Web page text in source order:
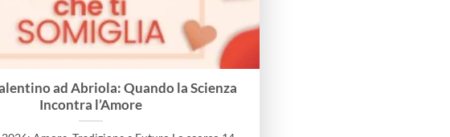
ad Abriola: Quando la Scienza
Incontra l’Amore